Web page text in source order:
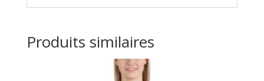
Produits similaires